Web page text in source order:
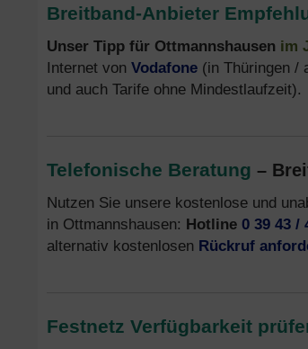
Breitband-Anbieter
Unser Tipp für Ottmannshausen im
Internet von Vodafone (in Thüringen /
und auch Tarife ohne Mindestlaufzeit).
Telefonische Beratung –
Nutzen Sie unsere kostenlose und
in Ottmannshausen: Hotline 0 39 43 /
alternativ kostenlosen Rückruf
Festnetz Verfügbarkeit